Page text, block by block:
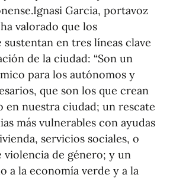
Garcia, portavoz
valorado que los
sustentan en tres líneas clave
de la ciudad: “Son un
para los autónomos y
que son los que crean
en nuestra ciudad; un rescate
más vulnerables con ayudas
servicios sociales, o
violencia de género; y un
a la economía verde y a la